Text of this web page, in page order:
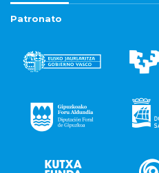
Patronato